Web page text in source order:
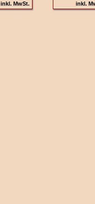
inkl. MwSt.
inkl.